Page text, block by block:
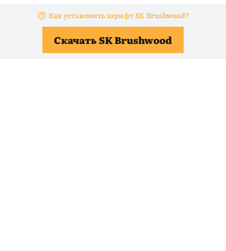
Как установить шрифт SK Brushwood?
Скачать SK Brushwood